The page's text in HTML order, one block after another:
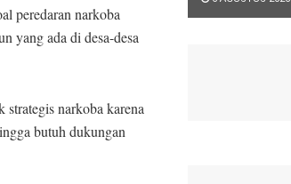
peredaran narkoba
yang ada di desa-desa
narkoba karena
butuh dukungan